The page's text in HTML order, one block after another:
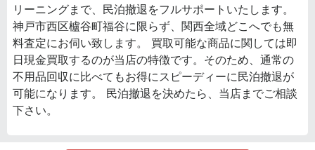
リーニングまで、民泊撤退をフルサポートいたします。
神戸市西区櫨谷町福谷に限らず、関西全域どこへでも無
料査定にお伺い致します。 買取可能な商品に関しては即
日現金買取するのが当店の特徴です。そのため、通常の
不用品回収に比べてもお得にスピーディーに民泊撤退が
可能になります。 民泊撤退を決めたら、当店までご相談
下さい。